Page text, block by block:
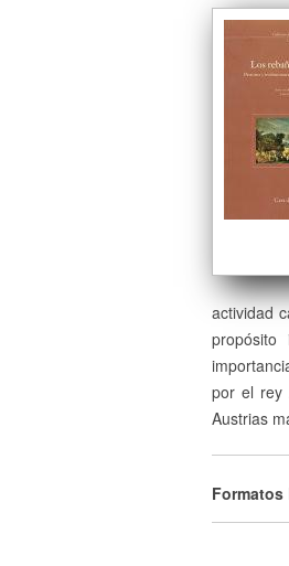
actividad
por el rey
Austrias